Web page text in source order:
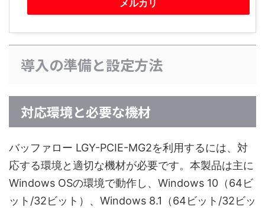
メルカリ
導入の準備と設定方法
対応環境と必要な機材
バッファロー LGY-PCIE-MG2を利用するには、対
応する環境と適切な機材が必要です。本製品は主に
Windows OSの環境で動作し、Windows 10（64ビ
ット/32ビット）、Windows 8.1（64ビット/32ビッ